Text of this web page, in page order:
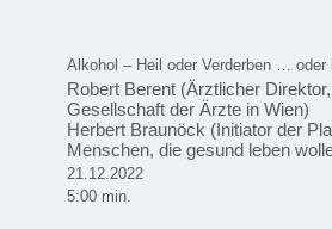
Alkohol – Heil oder Verderben … oder
Robert Berent (Ärztlicher
Gesellschaft der Ärzte in Wien)
Herbert Braunöck (Initiator der
Menschen, die gesund leben
21.12.2022
5:00 min.